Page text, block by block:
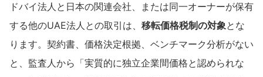
ドバイ法人と日本の関連会社、または同一オーナーが保有
する他のUAE法人との取引は、 移転価格税制の対象とな
ります。契約書、価格決定根拠、ベンチマーク分析がない
と、監査人から「実質的に独立企業間価格と認められな